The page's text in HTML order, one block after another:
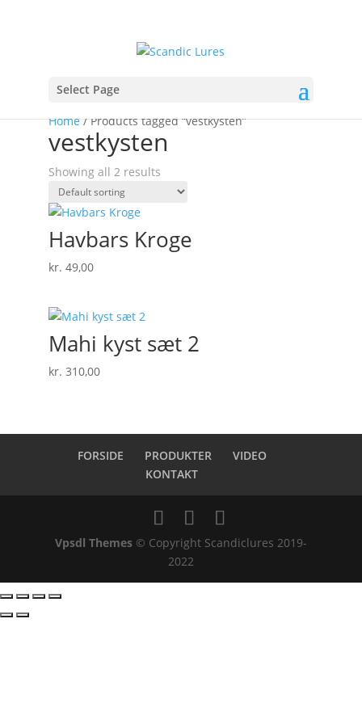
Select Page
Home/ Products tagged “vestkysten”
vestkysten
Showing all 2 results
Havbars Kroge
kr. 49,00
Mahi kyst sæt 2
kr. 310,00
FORSIDE PRODUKTER
VIDEO
KONTAKT
Vpsdl Themes© Copyright Scandiclures 2019-
2022